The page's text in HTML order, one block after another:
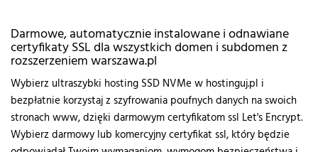
Darmowe, automatycznie instalowane i odnawiane
certyfikaty SSL dla wszystkich domen i subdomen z
rozszerzeniem warszawa.pl
Wybierz ultraszybki hosting SSD NVMe w hostinguj.pl i
bezpłatnie korzystaj z szyfrowania poufnych danych na swoich
stronach www, dzięki darmowym certyfikatom ssl Let's Encrypt.
Wybierz darmowy lub komercyjny certyfikat ssl, który będzie